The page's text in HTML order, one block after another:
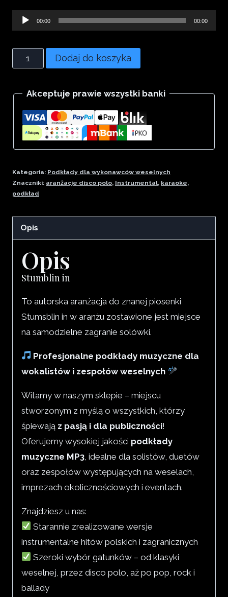
Odtwarzacz
plików
dźwiękowych
00:00 00:00
ilość
Stumblin
Dance
instrumental)
Dodaj do koszyka
Akceptuje prawie wszystki banki
Kategoria: Podkłady dla wykonawców weselnych
Znaczniki: aranżacje disco polo, Instrumental, karaoke,
podkład
Opis
Opis
Stumblin in
To autorska aranżacja do znanej piosenki
Stumsblin in w aranżu zostawione jest miejsce
na samodzielne zagranie solówki.
Profesjonalne podkłady muzyczne dla
wokalistów i zespołów weselnych
Witamy w naszym sklepie – miejscu
stworzonym z myślą o wszystkich, którzy
śpiewają z pasją i dla publiczności!
Oferujemy wysokiej jakości podkłady
muzyczne MP3 , idealne dla solistów, duetów
oraz zespołów występujących na weselach,
imprezach okolicznościowych i eventach.
Znajdziesz u nas:
Starannie zrealizowane wersje
instrumentalne hitów polskich i zagranicznych
Szeroki wybór gatunków – od klasyki
weselnej, przez disco polo, aż po pop, rock i
ballady